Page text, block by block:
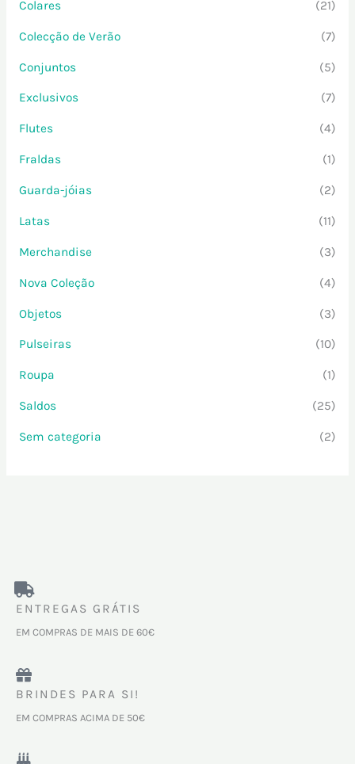
Colares (21)
Colecção de Verão (7)
Conjuntos (5)
Exclusivos (7)
Flutes (4)
Fraldas (1)
Guarda-jóias (2)
Latas (11)
Merchandise (3)
Nova Coleção (4)
Objetos (3)
Pulseiras (10)
Roupa (1)
Saldos (25)
Sem categoria (2)
ENTREGAS GRÁTIS
EM COMPRAS DE MAIS DE 60€
BRINDES PARA SI!
EM COMPRAS ACIMA DE 50€